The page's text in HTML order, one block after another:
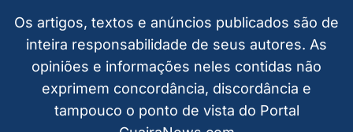
Os artigos, textos e anúncios publicados são de
inteira responsabilidade de seus autores. As
opiniões e informações neles contidas não
exprimem concordância, discordância e
tampouco o ponto de vista do Portal